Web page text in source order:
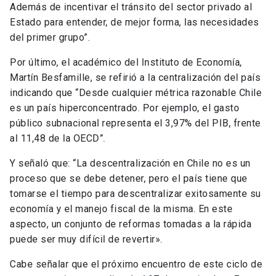
Además de incentivar el tránsito del sector privado al
Estado para entender, de mejor forma, las necesidades
del primer grupo”.
Por último, el académico del Instituto de Economía,
Martín Besfamille, se refirió a la centralización del país
indicando que “Desde cualquier métrica razonable Chile
es un país hiperconcentrado. Por ejemplo, el gasto
público subnacional representa el 3,97% del PIB, frente
al 11,48 de la OECD”.
Y señaló que: “La descentralización en Chile no es un
proceso que se debe detener, pero el país tiene que
tomarse el tiempo para descentralizar exitosamente su
economía y el manejo fiscal de la misma. En este
aspecto, un conjunto de reformas tomadas a la rápida
puede ser muy difícil de revertir».
Cabe señalar que el próximo encuentro de este ciclo de